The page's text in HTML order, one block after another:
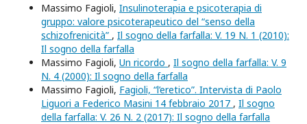
Massimo Fagioli, Insulinoterapia e psicoterapia di
gruppo: valore psicoterapeutico del “senso della
schizofrenicità” , Il sogno della farfalla: V. 19 N. 1 (2010):
Il sogno della farfalla
Massimo Fagioli, Un ricordo , Il sogno della farfalla: V. 9
N. 4 (2000): Il sogno della farfalla
Massimo Fagioli, Fagioli, “l’eretico”. Intervista di Paolo
Liguori a Federico Masini 14 febbraio 2017 , Il sogno
della farfalla: V. 26 N. 2 (2017): Il sogno della farfalla